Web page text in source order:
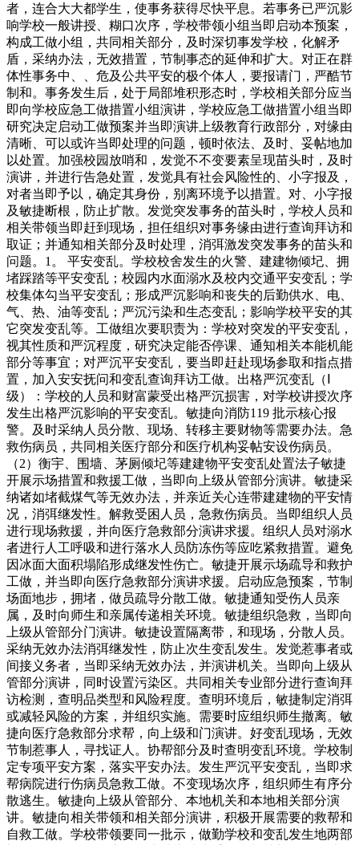
者，连合大大都学生，使事务获得尽快平息。若事务已严沉影
响学校一般讲授、糊口次序，学校带领小组当即启动本预案，
构成工做小组，共同相关部分，及时深切事发学校，化解矛
盾，采纳办法，无效措置，节制事态的延伸和扩大。对正在群
体性事务中、、危及公共平安的极个体人，要报请门，严酷节
制和。事务发生后，处于局部堆积形态时，学校相关部分应当
即向学校应急工做措置小组演讲，学校应急工做措置小组当即
研究决定启动工做预案并当即演讲上级教育行政部分，对缘由
清晰、可以或许当即处理的问题，顿时依法、及时、妥帖地加
以处置。加强校园放哨和，发觉不不变要素呈现苗头时，及时
演讲，并进行告急处置，发觉具有社会风险性的、小字报及，
对者当即予以，确定其身份，别离环境予以措置。对、小字报
及敏捷断根，防止扩散。发觉突发事务的苗头时，学校人员和
相关带领当即赶到现场，担任组织对事务缘由进行查询拜访和
取证；并通知相关部分及时处理，消弭激发突发事务的苗头和
问题。1。 平安变乱。学校校舍发生的火警、建建物倾圮、拥
堵踩踏等平安变乱；校园内水面溺水及校内交通平安变乱；学
校集体勾当平安变乱；形成严沉影响和丧失的后勤供水、电、
气、热、油等变乱；严沉污染和生态变乱；影响学校平安的其
它突发变乱等。工做组次要职责为：学校对突发的平安变乱，
视其性质和严沉程度，研究决定能否停课、通知相关本能机能
部分等事宜；对严沉平安变乱，要当即赶赴现场参取和指点措
置，加入安安抚问和变乱查询拜访工做。出格严沉变乱（Ⅰ
级）：学校的人员和财富蒙受出格严沉损害，对学校讲授次序
发生出格严沉影响的平安变乱。敏捷向消防119 批示核心报
警。及时采纳人员分散、现场、转移主要财物等需要办法。急
救伤病员，共同相关医疗部分和医疗机构妥帖安设伤病员。
（2）衡宇、围墙、茅厕倾圮等建建物平安变乱处置法子敏捷
开展示场措置和救援工做，当即向上级从管部分演讲。敏捷采
纳诸如堵截煤气等无效办法，并亲近关心连带建建物的平安情
况，消弭继发性。解救受困人员，急救伤病员。当即组织人员
进行现场救援，并向医疗急救部分演讲求援。组织人员对溺水
者进行人工呼吸和进行落水人员防冻伤等应吃紧救措置。避免
因冰面大面积塌陷形成继发性伤亡。敏捷开展示场疏导和救护
工做，并当即向医疗急救部分演讲求援。启动应急预案，节制
场面地步，拥堵，做员疏导分散工做。敏捷通知受伤人员亲
属，及时向师生和亲属传递相关环境。敏捷组织急救，当即向
上级从管部分门演讲。敏捷设置隔离带，和现场，分散人员。
采纳无效办法消弭继发性，防止次生变乱发生。发觉惹事者或
间接义务者，当即采纳无效办法，并演讲机关。当即向上级从
管部分演讲，同时设置污染区。共同相关专业部分进行查询拜
访检测，查明品类型和风险程度。查明环境后，敏捷制定消弭
或减轻风险的方案，并组织实施。需要时应组织师生撤离。敏
捷向医疗急救部分求帮，向上级和门演讲。好变乱现场，无效
节制惹事人，寻找证人。协帮部分及时查明变乱环境。学校制
定专项平安方案，落实平安办法。发生严沉平安变乱，当即求
帮病院进行伤病员急救工做。不变现场次序，组织师生有序分
散逃生。敏捷向上级从管部分、本地机关和本地相关部分演
讲。敏捷向相关带领和相关部分演讲，积极开展需要的救帮和
自救工做。学校带领要同一批示，做勤学校和变乱发生地两部